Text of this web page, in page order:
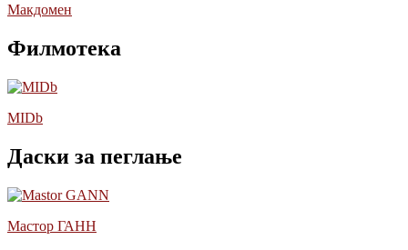
Макдомен
Филмотека
MIDb
Даски за пеглање
Мастор ГАНН